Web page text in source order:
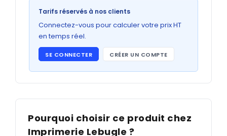
GRAND FORMAT
Abribus
Bâche
Panneaux
Tarifs réservés à nos clients
Connectez-vous pour calculer votre prix HT
en temps réel.
SE CONNECTER CRÉER UN COMPTE
Pourquoi choisir ce produit chez
Imprimerie Lebugle ?